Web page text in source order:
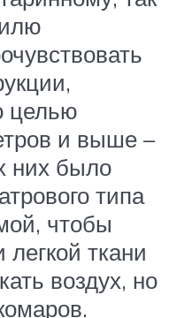
целью
и выше –
них было
типа
чтобы
ткани
воздух, но